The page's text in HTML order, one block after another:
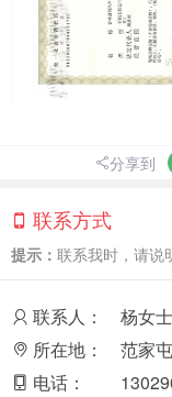
分享到
联系方式
提示： 联系我时，请说
联系人：
杨女
所在地：
范家
电话：